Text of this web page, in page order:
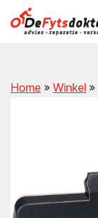
Home » Winkel »